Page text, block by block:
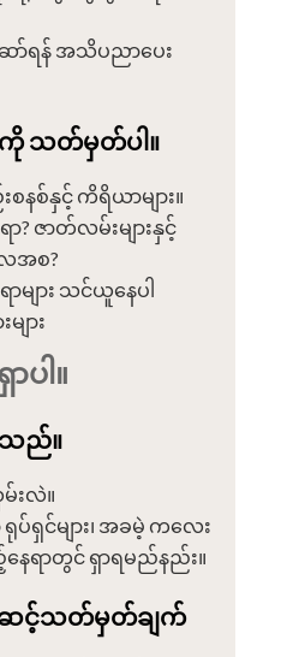
ာ်ရန် အသိပညာပေး
းကို သတ်မှတ်ပါ။
နစ်နှင့် ကိရိယာများ။
ဇာတ်လမ်းများနှင့်
လအစ?
များ သင်ယူနေပါ
ျား
ပါ။
သည်။
းလဲ။
ရှင်များ၊ အခမဲ့ ကလေး
ေရာတွင် ရှာရမည်နည်း။
ဆင့်သတ်မှတ်ချက်